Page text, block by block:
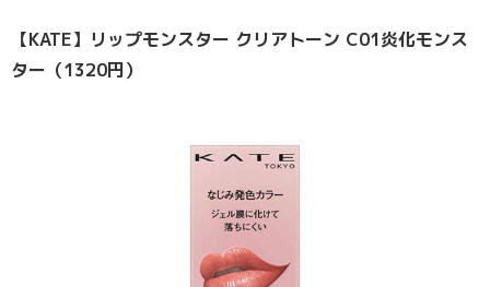
【KATE】リップモンスター クリアトーン C01炎化モンス
ター（1320円）